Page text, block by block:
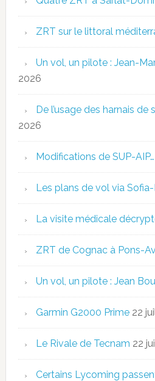
ZRT sur le littoral
Un vol, un pilote : Jean-
2026
De l’usage des harnais de
2026
Modifications de SUP-AIP…
Les plans de vol via
La visite médicale
ZRT de Cognac à Pons-
Un vol, un pilote : Jean
Garmin G2000 Prime 22
Le Rivale de Tecnam 22
Certains Lycoming